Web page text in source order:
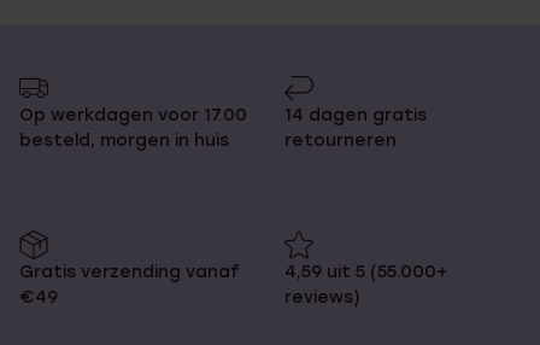
Op werkdagen voor 17.00
besteld, morgen in huis
14 dagen gratis
retourneren
Gratis verzending vanaf
€49
4,59 uit 5 (55.000+
reviews)